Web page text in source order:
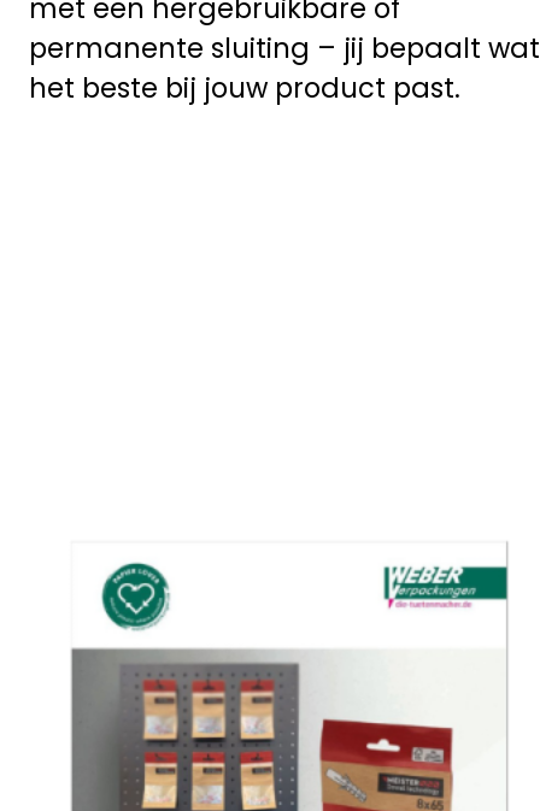
met een hergebruikbare of
permanente sluiting – jij bepaalt wat
het beste bij jouw product past.